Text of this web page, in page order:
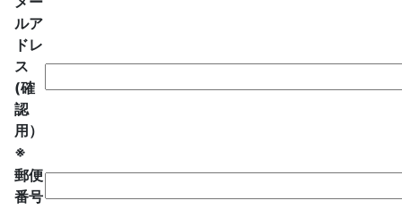
ルア
ドレ
ス
(確
認
用）
※
郵便
番号